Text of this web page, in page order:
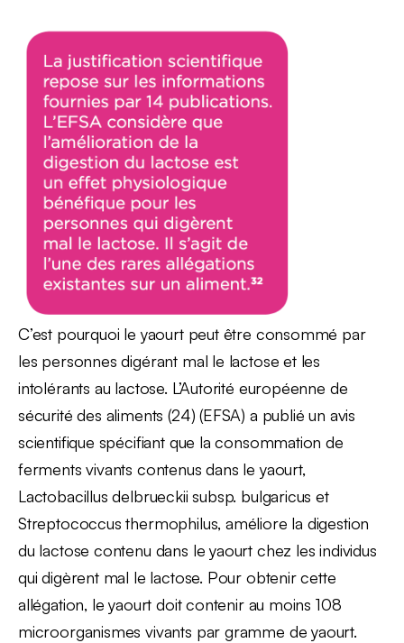
C’est pourquoi le yaourt peut être consommé par
les personnes digérant mal le lactose et les
intolérants au lactose. L’Autorité européenne de
sécurité des aliments (24) (EFSA) a publié un avis
scientifique spécifiant que la consommation de
ferments vivants contenus dans le yaourt,
Lactobacillus delbrueckii subsp. bulgaricus et
Streptococcus thermophilus, améliore la digestion
du lactose contenu dans le yaourt chez les individus
qui digèrent mal le lactose. Pour obtenir cette
allégation, le yaourt doit contenir au moins 108
microorganismes vivants par gramme de yaourt.